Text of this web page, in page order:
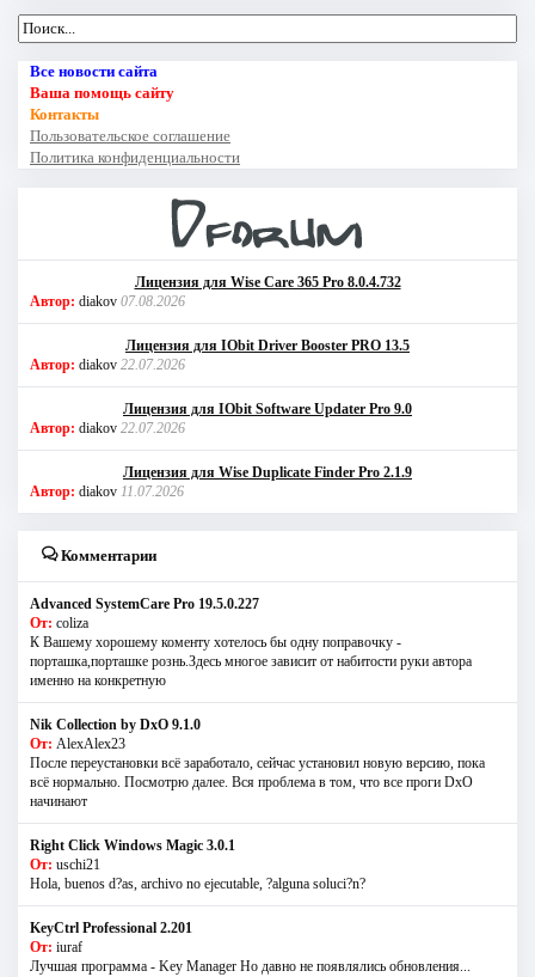
Все новости сайта
Ваша помощь сайту
Контакты
Пользовательское соглашение
Политика конфиденциальности
Лицензия для Wise Care 365 Pro 8.0.4.732
Автор: diakov 07.08.2026
Лицензия для IObit Driver Booster PRO 13.5
Автор: diakov 22.07.2026
Лицензия для IObit Software Updater Pro 9.0
Автор: diakov 22.07.2026
Лицензия для Wise Duplicate Finder Pro 2.1.9
Автор: diakov 11.07.2026
Комментарии
Advanced SystemCare Pro 19.5.0.227
От: coliza
К Вашему хорошему коменту хотелось бы одну поправочку -
порташка,порташке рознь.Здесь многое зависит от набитости руки автора
именно на конкретную
Nik Collection by DxO 9.1.0
От: AlexAlex23
После переустановки всё заработало, сейчас установил новую версию, пока
всё нормально. Посмотрю далее. Вся проблема в том, что все проги DxO
начинают
Right Click Windows Magic 3.0.1
От: uschi21
Hola, buenos d?as, archivo no ejecutable, ?alguna soluci?n?
KeyCtrl Professional 2.201
От: iuraf
Лучшая программа - Key Manager Но давно не появлялись обновления...